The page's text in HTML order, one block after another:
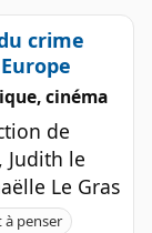
crime
cinéma
de
Judith le
Le Gras
à penser